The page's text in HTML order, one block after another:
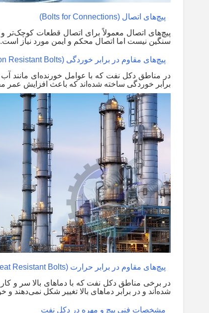
پیچ‌های اتصال (Bolts for Connections)
پیچ‌های اتصال معمولاً برای اتصال قطعات کوچک‌تر و
سنگین نیست اما اتصال محکم و ایمن مورد نیاز است.
پیچ‌های مقاوم در برابر خوردگی Resistant Bolts)
در مناطق دکل نفت که با عوامل خورنده‌ای مانند آب
برابر خوردگی ساخته شده‌اند که باعث افزایش
پیچ‌های مقاوم در برابر حرارت Resistant Bolts)
در برخی مناطق دکل نفت که با دماهای بالا سر و
شده‌اند و در برابر دماهای بالا تغییر شکل نمی‌دهند
مشخصات فنی پیچ و مهره در دکل نفت